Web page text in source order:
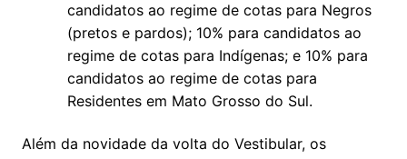
candidatos ao regime de cotas para Negros
(pretos e pardos); 10% para candidatos ao
regime de cotas para Indígenas; e 10% para
candidatos ao regime de cotas para
Residentes em Mato Grosso do Sul.
Além da novidade da volta do Vestibular, os